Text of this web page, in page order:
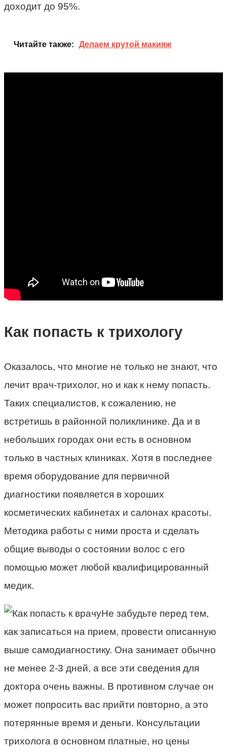
доходит до 95%.
Читайте также: Делаем крутой макияж
Как попасть к трихологу
Оказалось, что многие не только не знают, что
лечит врач-трихолог, но и как к нему попасть.
Таких специалистов, к сожалению, не
встретишь в районной поликлинике. Да и в
небольших городах они есть в основном
только в частных клиниках. Хотя в последнее
время оборудование для первичной
диагностики появляется в хороших
косметических кабинетах и салонах красоты.
Методика работы с ними проста и сделать
общие выводы о состоянии волос с его
помощью может любой квалифицированный
медик.
Не забудьте перед тем,
как записаться на прием, провести описанную
выше самодиагностику. Она занимает обычно
не менее 2-3 дней, а все эти сведения для
доктора очень важны. В противном случае он
может попросить вас прийти повторно, а это
потерянные время и деньги. Консультации
трихолога в основном платные, но цены